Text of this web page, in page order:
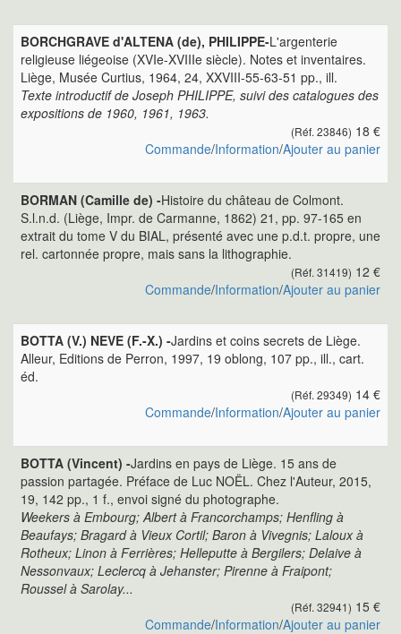
BORCHGRAVE d'ALTENA (de), PHILIPPE-L'argenterie
religieuse liégeoise (XVIe-XVIIIe siècle). Notes et inventaires.
Liège, Musée Curtius, 1964, 24, XXVIII-55-63-51 pp., ill.
Texte introductif de Joseph PHILIPPE, suivi des catalogues des
expositions de 1960, 1961, 1963.
(Réf. 23846) 18 €
Commande/Information/Ajouter au panier
BORMAN (Camille de) -Histoire du château de Colmont.
S.l.n.d. (Liège, Impr. de Carmanne, 1862) 21, pp. 97-165 en
extrait du tome V du BIAL, présenté avec une p.d.t. propre, une
rel. cartonnée propre, mais sans la lithographie.
(Réf. 31419) 12 €
Commande/Information/Ajouter au panier
BOTTA (V.) NEVE (F.-X.) -Jardins et coins secrets de Liège.
Alleur, Editions de Perron, 1997, 19 oblong, 107 pp., ill., cart.
éd.
(Réf. 29349) 14 €
Commande/Information/Ajouter au panier
BOTTA (Vincent) -Jardins en pays de Liège. 15 ans de
passion partagée. Préface de Luc NOËL. Chez l'Auteur, 2015,
19, 142 pp., 1 f., envoi signé du photographe.
Weekers à Embourg; Albert à Francorchamps; Henfling à
Beaufays; Bragard à Vieux Cortil; Baron à Vivegnis; Laloux à
Rotheux; Linon à Ferrières; Helleputte à Bergilers; Delaive à
Nessonvaux; Leclercq à Jehanster; Pirenne à Fraipont;
Roussel à Sarolay...
(Réf. 32941) 15 €
Commande/Information/Ajouter au panier